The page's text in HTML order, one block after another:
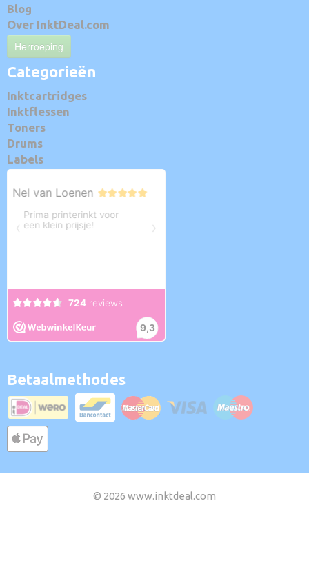
Blog
Over InktDeal.com
Herroeping
Categorieën
Inktcartridges
Inktflessen
Toners
Drums
Labels
Betaalmethodes
© 2026 www.inktdeal.com